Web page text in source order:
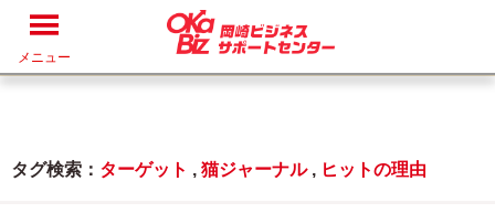
メニュー
タグ検索： ターゲット , 猫ジャーナル, ヒットの理由